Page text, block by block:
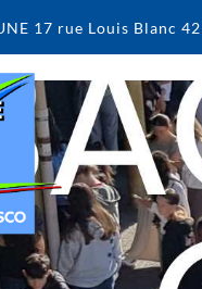
17 rue Louis Blanc